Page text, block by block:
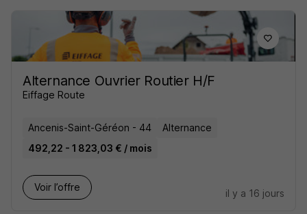
Alternance Ouvrier Routier H/F
Eiffage Route
Ancenis-Saint-Géréon - 44
Alternance
492,22 - 1 823,03 € / mois
Voir l’offre
il y a 16 jours